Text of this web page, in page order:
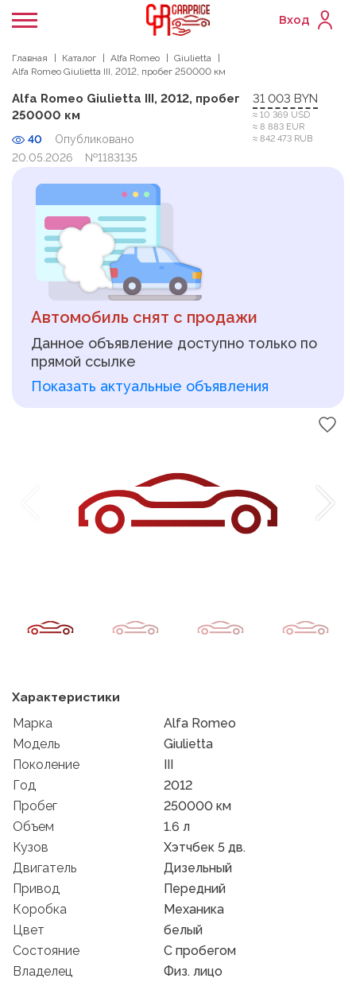
Вход
Главная Каталог Alfa Romeo
Giulietta
Alfa Romeo Giulietta III, 2012, пробег 250000 км
Alfa Romeo Giulietta III, 2012, пробег
250000 км
40
Опубликовано
20.05.2026
№1183135
31 003 BYN
≈ 10 369 USD
≈ 8 883 EUR
≈ 842 473 RUB
Автомобиль снят с продажи
Данное объявление доступно только по
прямой ссылке
Показать актуальные объявления
Характеристики
Марка
Alfa Romeo
Модель
Giulietta
Поколение
III
Год
2012
Пробег
250000 км
Объем
1.6 л
Кузов
Хэтчбек 5 дв.
Двигатель
Дизельный
Привод
Передний
Коробка
Механика
Цвет
белый
Состояние
C пробегом
Владелец
Физ. лицо